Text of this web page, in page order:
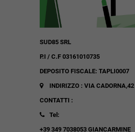
SUD85 SRL
P.I / C.F 03161010735
DEPOSITO FISCALE: TAPLI0007
INDIRIZZO : VIA CADORNA,42
CONTATTI :
Tel:
+39 349 7038053 GIANCARMINE